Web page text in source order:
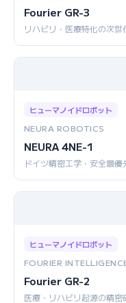
Fourier GR-3
リハビリ・医療特化の次
ヒューマノイドロボット
NEURA ROBOTICS
NEURA 4NE-1
ドイツ精密工学・安全最
ヒューマノイドロボット
FOURIER
Fourier GR-2
医療・リハビリ起源の精